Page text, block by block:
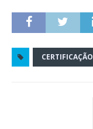
CERTIFICAÇÃO